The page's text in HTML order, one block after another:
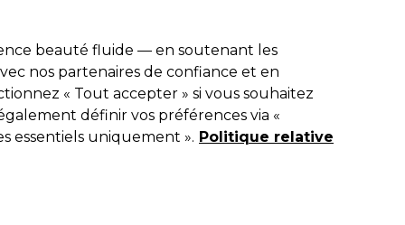
Rechercher
Equipement de salon Beauté Hommes Les
beauté fluide — en soutenant les
nos partenaires de confiance et en
« Tout accepter » si vous souhaitez
définir vos préférences via «
essentiels uniquement ». Politique relative